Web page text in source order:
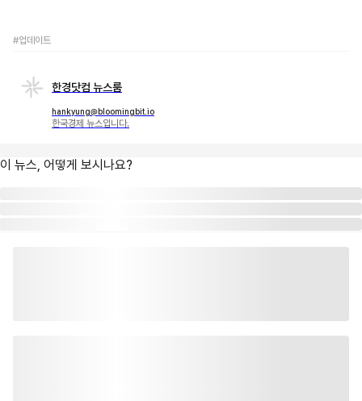
#업데이트
한경닷컴 뉴스룸
hankyung@bloomingbit.io
한국경제 뉴스입니다.
이 뉴스, 어떻게 보시나요?